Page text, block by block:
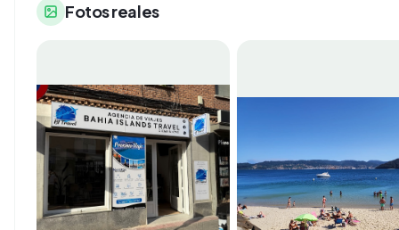
Fotos reales